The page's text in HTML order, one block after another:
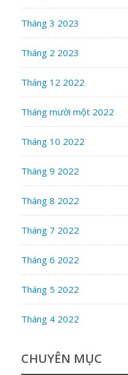
Tháng 3 2023
Tháng 2 2023
Tháng 12 2022
Tháng mười một 2022
Tháng 10 2022
Tháng 9 2022
Tháng 8 2022
Tháng 7 2022
Tháng 6 2022
Tháng 5 2022
Tháng 4 2022
CHUYÊN MỤC